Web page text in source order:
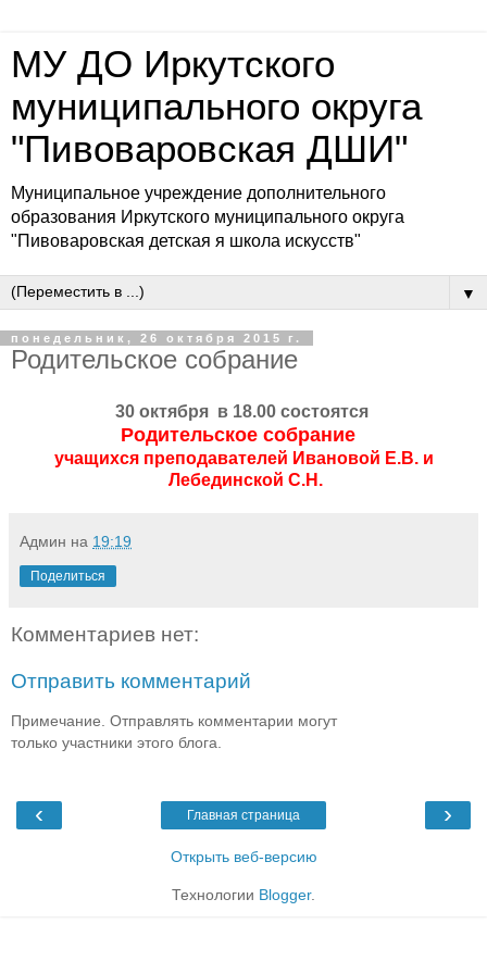
МУ ДО Иркутского
муниципального округа
"Пивоваровская ДШИ"
Муниципальное учреждение дополнительного
образования Иркутского муниципального округа
"Пивоваровская детская я школа искусств"
▼
понедельник, 26 октября 2015 г.
Родительское собрание
30 октября в 18.00 состоятся
Родительское собрание
учащихся преподавателей Ивановой Е.В. и
Лебединской С.Н.
Админ на 19:19
Поделиться
Комментариев нет:
Отправить комментарий
Примечание. Отправлять комментарии могут
только участники этого блога.
‹ ›
Главная страница
Открыть веб-версию
Технологии Blogger.